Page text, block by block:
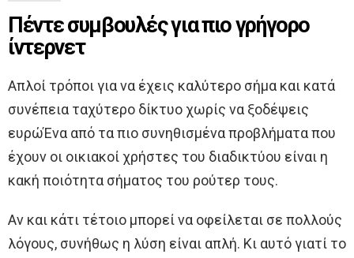
Πέντε συμβουλές για πιο γρήγορο
ίντερνετ
Απλοί τρόποι για να έχεις καλύτερο σήμα και κατά
συνέπεια ταχύτερο δίκτυο χωρίς να ξοδέψεις
ευρώΈνα από τα πιο συνηθισμένα προβλήματα που
έχουν οι οικιακοί χρήστες του διαδικτύου είναι η
κακή ποιότητα σήματος του ρούτερ τους.
Αν και κάτι τέτοιο μπορεί να οφείλεται σε πολλούς
λόγους, συνήθως η λύση είναι απλή. Κι αυτό γιατί το